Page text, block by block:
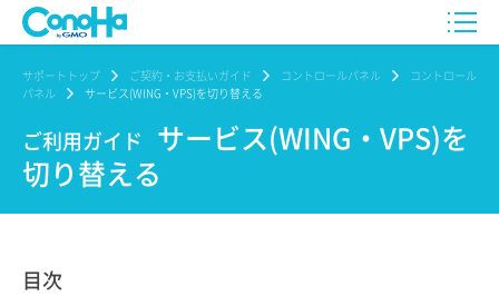
サポートトップ ご契約・お支払いガイド コントロールパネル
コントロール
パネル
サービス(WING・VPS)を切り替える
ご利用ガイド サービス(WING・VPS)を
切り替える
目次